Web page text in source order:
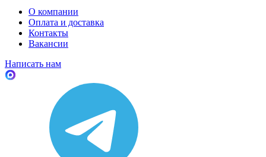
О компании
Оплата и доставка
Контакты
Вакансии
Написать нам